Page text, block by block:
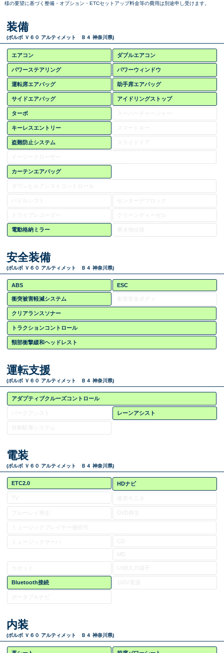
様の要望に基づく整備・オプション・ETCセットアップ料金等の費用は別途申し受けます。
装備
(ボルボ Ｖ６０ アルティメット Ｂ４ 神奈川県)
エアコン ダブルエアコン
パワーステアリング パワーウィンドウ
運転席エアバッグ 助手席エアバッグ
サイドエアバッグ アイドリングストップ
ターボ
キーレスエントリー スマートキー
盗難防止システム スライドドア
カーテンエアバッグ
ダウンヒルアシストコントロール
センターデフロック
ドライブレコーダー
電動格納ミラー 寒冷地仕様
安全装備
(ボルボ Ｖ６０ アルティメット Ｂ４ 神奈川県)
ABS ESC
衝突被害軽減システム 衝突安全ボディ
クリアランスソナー
トラクションコントロール
頸部衝撃緩和ヘッドレスト
運転支援
(ボルボ Ｖ６０ アルティメット Ｂ４ 神奈川県)
アダプティブクルーズコントロール
レーンアシスト
電装
(ボルボ Ｖ６０ アルティメット Ｂ４ 神奈川県)
ETC2.0 HDナビ
TV 後席モニタ
DVD再生
ミュージックプレイヤー接続可
CD
MD
USB入力端子
Bluetooth接続 100V電源
ポータブルナビ
内装
(ボルボ Ｖ６０ アルティメット Ｂ４ 神奈川県)